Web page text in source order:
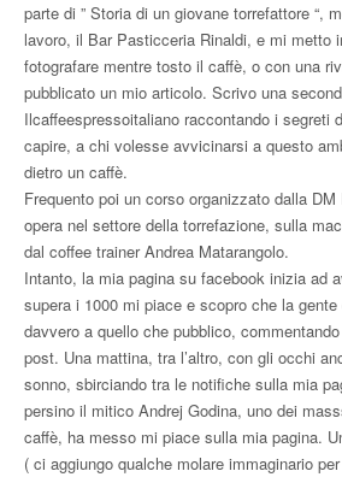
parte di ” Storia di un giovane torrefattore “,
lavoro, il Bar Pasticceria Rinaldi, e mi metto
fotografare mentre tosto il caffè, o con una
pubblicato un mio articolo. Scrivo una
Ilcaffeespressoitaliano raccontando i segreti
capire, a chi volesse avvicinarsi a questo
dietro un caffè.
Frequento poi un corso organizzato dalla DM
opera nel settore della torrefazione, sulla
dal coffee trainer Andrea Matarangolo.
Intanto, la mia pagina su facebook inizia ad
supera i 1000 mi piace e scopro che la
davvero a quello che pubblico,
post. Una mattina, tra l’altro, con gli occhi
sonno, sbirciando tra le notifiche sulla mia
persino il mitico Andrej Godina, uno dei
caffè, ha messo mi piace sulla mia pagina.
( ci aggiungo qualche molare immaginario